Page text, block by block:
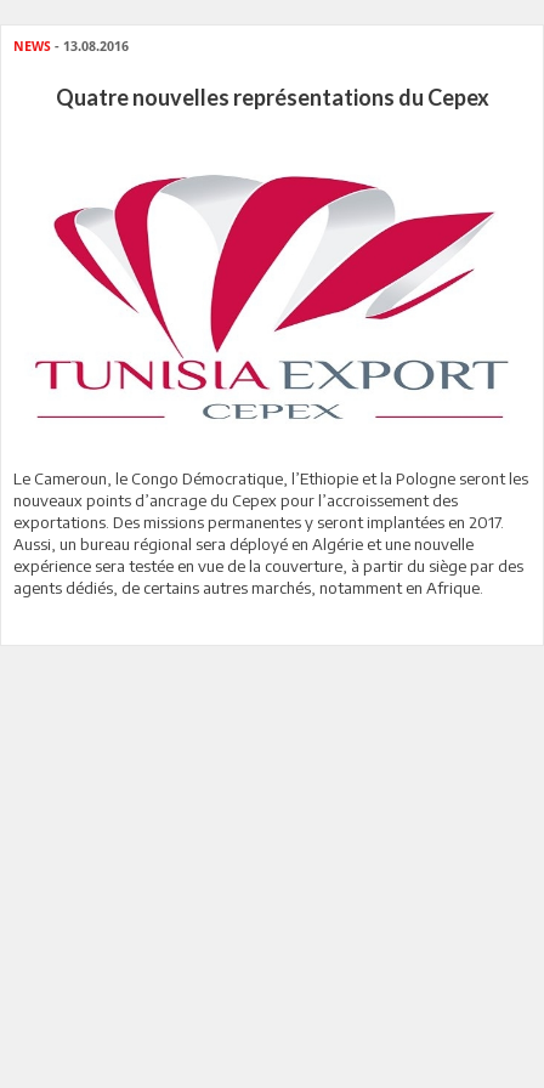
NEWS - 13.08.2016
Quatre nouvelles représentations du Cepex
Le Cameroun, le Congo Démocratique, l’Ethiopie et la Pologne seront les
nouveaux points d’ancrage du Cepex pour l’accroissement des
exportations. Des missions permanentes y seront implantées en 2017.
Aussi, un bureau régional sera déployé en Algérie et une nouvelle
expérience sera testée en vue de la couverture, à partir du siège par des
agents dédiés, de certains autres marchés, notamment en Afrique.